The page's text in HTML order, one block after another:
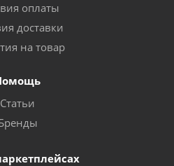
оплаты
доставки
на товар
Статьи